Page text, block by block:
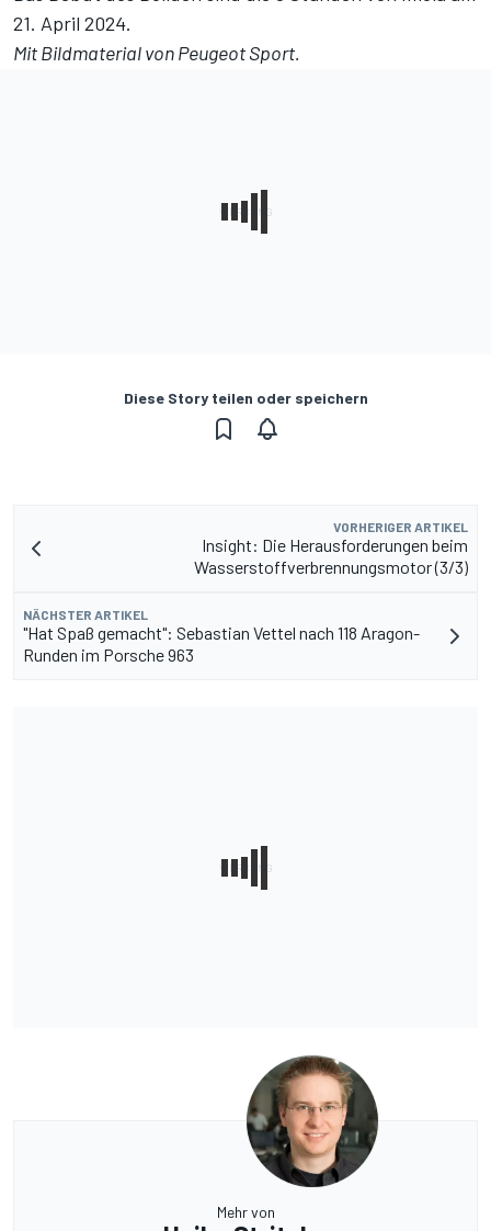
21. April 2024.
Mit Bildmaterial von Peugeot Sport.
Diese Story teilen oder speichern
VORHERIGER ARTIKEL
Insight: Die Herausforderungen beim
Wasserstoffverbrennungsmotor (3/3)
NÄCHSTER ARTIKEL
"Hat Spaß gemacht": Sebastian Vettel nach 118 Aragon-
Runden im Porsche 963
Mehr von